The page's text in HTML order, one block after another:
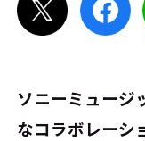
ソニーミュージ
なコラボレーシ